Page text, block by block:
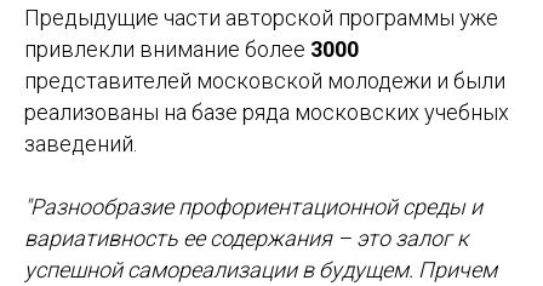
Предыдущие части авторской программы уже
привлекли внимание более 3000
представителей московской молодежи и были
реализованы на базе ряда московских учебных
заведений.
"Разнообразие профориентационной среды и
вариативность ее содержания – это залог к
успешной самореализации в будущем. Причем